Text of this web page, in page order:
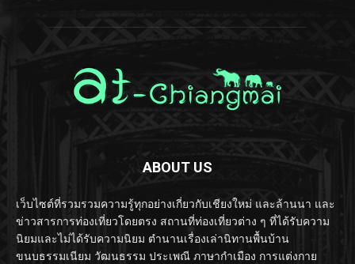
ABOUT US
เว็บไซต์ที่รวมรวมความรู้ทุกอย่างเกี่ยวกับเชียงใหม่ และล้านนา และ
ข่าวสารการท่องเที่ยวโดยตรง สถานที่ท่องเที่ยวต่าง ๆ ที่ได้รับความ
นิยมและไม่ได้รับความนิยม ตำนานเรื่องเล่านิทานพื้นบ้าน
ขนบธรรมเนียม วัฒนธรรม ประเพณี ภาษากำเมือง การแต่งกาย